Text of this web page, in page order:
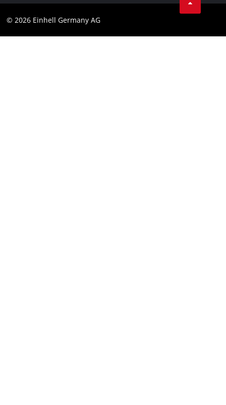
Impressum
© 2026 Einhell Germany AG